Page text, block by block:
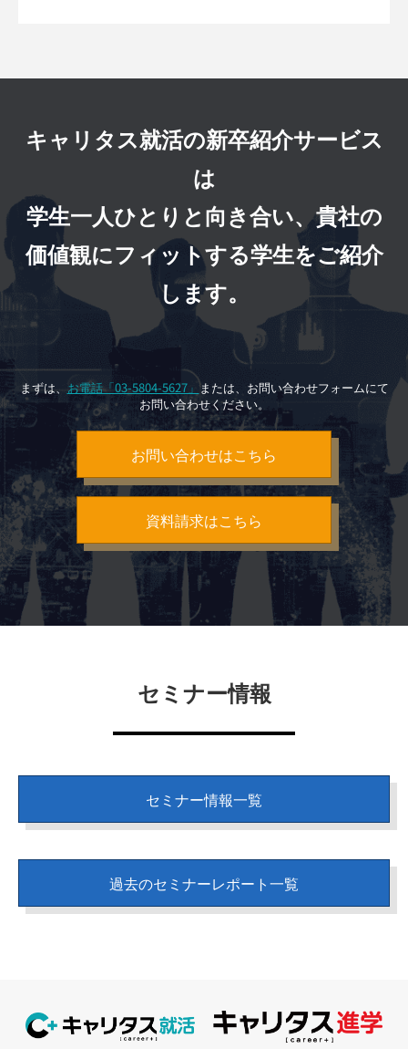
キャリタス就活の新卒紹介サービス
は
学生一人ひとりと向き合い、貴社の
価値観にフィットする学生をご紹介
します。
まずは、 お電話「03-5804-5627」または、お問い合わせフォームにて
お問い合わせください。
お問い合わせはこちら
資料請求はこちら
セミナー情報
セミナー情報一覧
過去のセミナーレポート一覧